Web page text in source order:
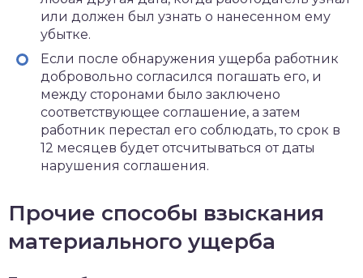
или должен был узнать о нанесенном ему
убытке.
Если после обнаружения ущерба работник
добровольно согласился погашать его, и
между сторонами было заключено
соответствующее соглашение, а затем
работник перестал его соблюдать, то срок в
12 месяцев будет отсчитываться от даты
нарушения соглашения.
Прочие способы взыскания
материального ущерба